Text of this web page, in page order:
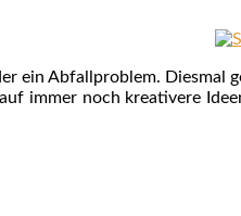
ein Abfall­pro­blem. Dies­mal
immer noch krea­ti­ve­re